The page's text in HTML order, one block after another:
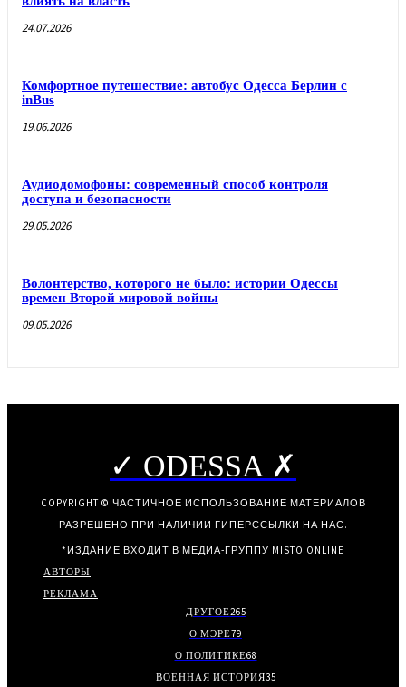
24.07.2026
Комфортное путешествие: автобус Одесса Берлин с
inBus
19.06.2026
Аудиодомофоны: современный способ контроля
доступа и безопасности
29.05.2026
Волонтерство, которого не было: истории Одессы
времен Второй мировой войны
09.05.2026
✓ ODESSA ✗
COPYRIGHT © ЧАСТИЧНОЕ ИСПОЛЬЗОВАНИЕ МАТЕРИАЛОВ
РАЗРЕШЕНО ПРИ НАЛИЧИИ ГИПЕРССЫЛКИ НА НАС.
*ИЗДАНИЕ ВХОДИТ В МЕДИА-ГРУППУ MISTO ONLINE
АВТОРЫ
РЕКЛАМА
ДРУГОЕ265
О МЭРЕ79
О ПОЛИТИКЕ68
ВОЕННАЯ ИСТОРИЯ35